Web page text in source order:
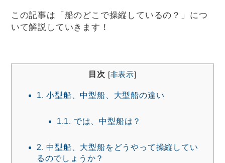
この記事は「船のどこで操縦しているの？ 」につ
いて解説していきます！
目次 [非表示]
1. 小型船、中型船、大型船の違い
1.1. では、中型船は？
2. 中型船、大型船をどうやって操縦してい
るのでしょうか？